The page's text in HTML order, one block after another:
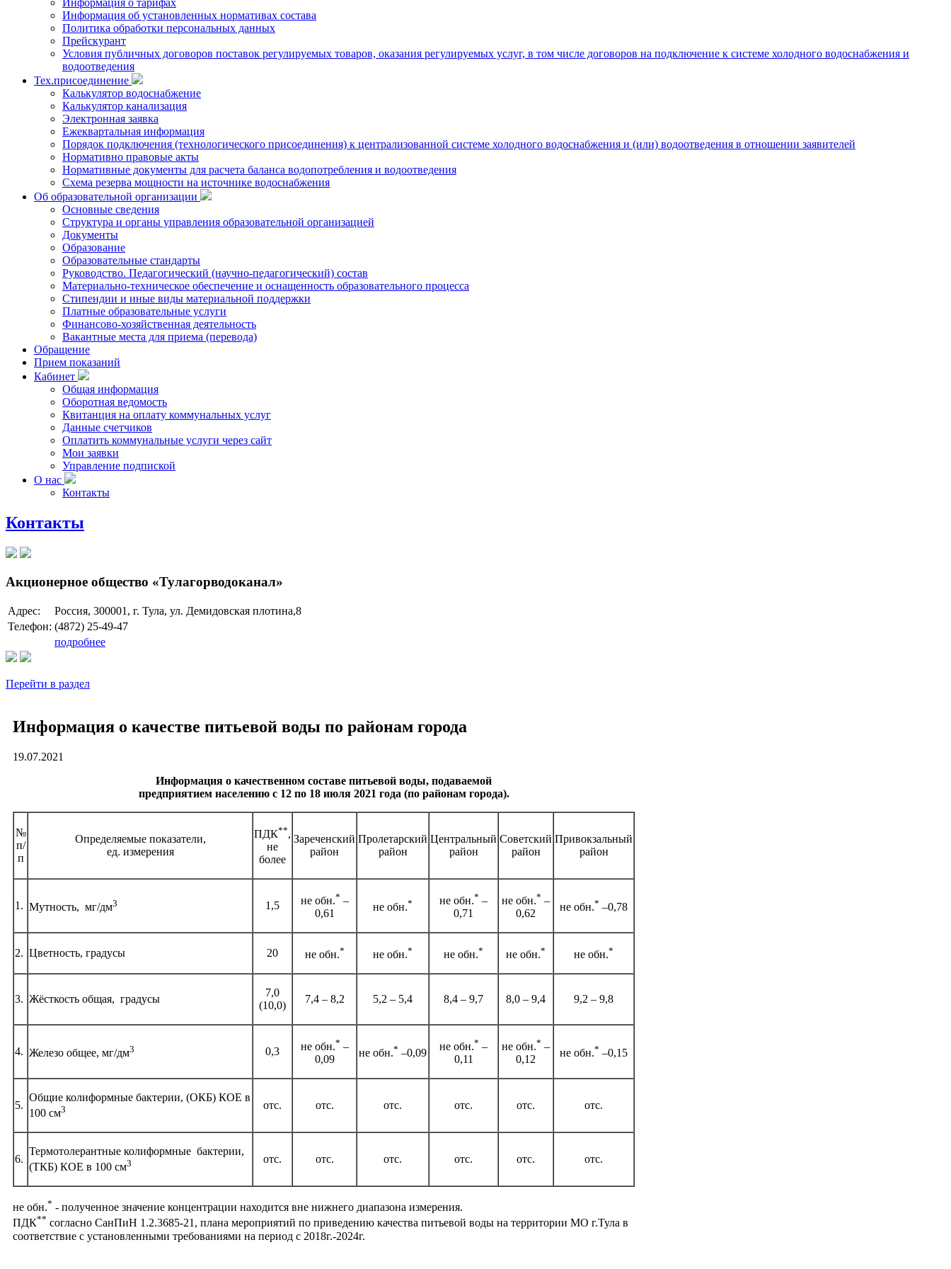
Информация о тарифах
Информация об установленных нормативах состава
Политика обработки персональных данных
Прейскурант
Условия публичных договоров поставок регулируемых товаров, оказания регулируемых услуг, в том числе договоров на подключение к системе холодного водоснабжения и
водоотведения
Тех.присоединение
Калькулятор водоснабжение
Калькулятор канализация
Электронная заявка
Ежеквартальная информация
Порядок подключения (технологического присоединения) к централизованной системе холодного водоснабжения и (или) водоотведения в отношении заявителей
Нормативно правовые акты
Нормативные документы для расчета баланса водопотребления и водоотведения
Схема резерва мощности на источнике водоснабжения
Об образовательной организации
Основные сведения
Структура и органы управления образовательной организацией
Документы
Образование
Образовательные стандарты
Руководство. Педагогический (научно-педагогический) состав
Материально-техническое обеспечение и оснащенность образовательного процесса
Стипендии и иные виды материальной поддержки
Платные образовательные услуги
Финансово-хозяйственная деятельность
Вакантные места для приема (перевода)
Обращение
Прием показаний
Кабинет
Общая информация
Оборотная ведомость
Квитанция на оплату коммунальных услуг
Данные счетчиков
Оплатить коммунальные услуги через сайт
Мои заявки
Управление подпиской
О нас
Контакты
Контакты
Акционерное общество «Тулагорводоканал»
Адрес:
Россия, 300001, г. Тула, ул. Демидовская плотина,8
Телефон: (4872) 25-49-47
подробнее
Перейти в раздел
Информация о качестве питьевой воды по районам города
19.07.2021
Информация о качественном составе питьевой воды, подаваемой
предприятием населению с 12 по 18 июля 2021 года (по районам города).
№
п/
п
Определяемые показатели,
ед. измерения
ПДК**,
не
более
Зареченский
район
Пролетарский
район
Центральный
район
Советский
район
Привокзальный
район
1. Мутность, мг/дм3 1,5 не обн.* –
0,61
не обн.* не обн.* –
0,71
не обн.* –
0,62
не обн.* –0,78
2. Цветность, градусы 20 не обн.* не обн.* не обн.* не обн.* не обн.*
3. Жёсткость общая, градусы
7,0
(10,0)
7,4 – 8,2 5,2 – 5,4 8,4 – 9,7 8,0 – 9,4 9,2 – 9,8
4. Железо общее, мг/дм3 0,3 не обн.* –
0,09
не обн.* –0,09
не обн.* –
0,11
не обн.* –
0,12
не обн.*­ –0,15
5.
Общие колиформные бактерии, (ОКБ) КОЕ в
100 см3 отс. отс. отс. отс. отс. отс.
6.
Термотолерантные колиформные бактерии,
(ТКБ) КОЕ в 100 см3 отс. отс. отс. отс. отс. отс.
не обн.* - полученное значение концентрации находится вне нижнего диапазона измерения.
ПДК** согласно СанПиН 1.2.3685-21, плана мероприятий по приведению качества питьевой воды на территории МО г.Тула в
соответствие с установленными требованиями на период с 2018г.-2024г.